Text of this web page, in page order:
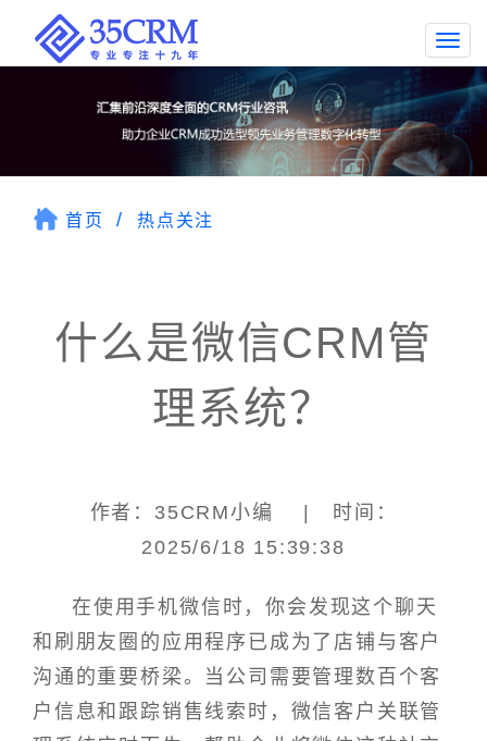
首页 热点关注
什么是微信CRM管
理系统？
作者：35CRM小编 | 时间：
2025/6/18 15:39:38
在使用手机微信时，你会发现这个聊天
和刷朋友圈的应用程序已成为了店铺与客户
沟通的重要桥梁。当公司需要管理数百个客
户信息和跟踪销售线索时，微信客户关联管